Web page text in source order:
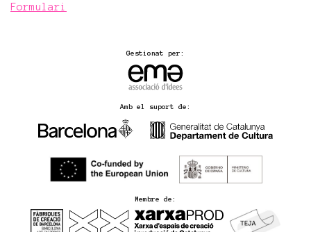
Formulari
Gestionat per:
Amb el suport de:
Membre de: